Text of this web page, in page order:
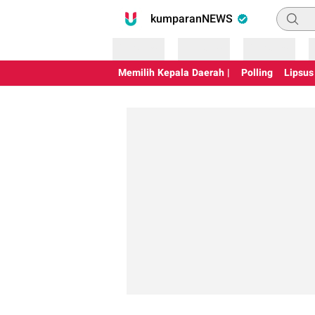
kumparanNEWS
Memilih Kepala Daerah | Polling Lipsus